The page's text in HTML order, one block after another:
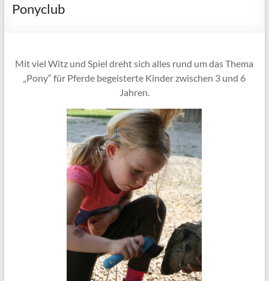
Ponyclub
Mit viel Witz und Spiel dreht sich alles rund um das Thema
„Pony“ für Pferde begeisterte Kinder zwischen 3 und 6
Jahren.